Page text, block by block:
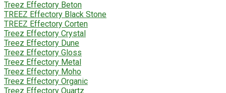
Treez Effectory Beton
TREEZ Effectory Black Stone
TREEZ Effectory Corten
Treez Effectory Crystal
Treez Effectory Dune
Treez Effectory Gloss
Treez Effectory Metal
Treez Effectory Moho
Treez Effectory Organic
Treez Effectory Quartz